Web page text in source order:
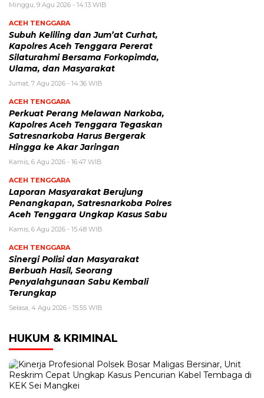
Minggu, 9 Agu 2026 - 14:13 WIB
ACEH TENGGARA
Subuh Keliling dan Jum’at Curhat,
Kapolres Aceh Tenggara Pererat
Silaturahmi Bersama Forkopimda,
Ulama, dan Masyarakat
Jumat, 7 Agu 2026 - 14:36 WIB
ACEH TENGGARA
Perkuat Perang Melawan Narkoba,
Kapolres Aceh Tenggara Tegaskan
Satresnarkoba Harus Bergerak
Hingga ke Akar Jaringan
Kamis, 6 Agu 2026 - 16:47 WIB
ACEH TENGGARA
Laporan Masyarakat Berujung
Penangkapan, Satresnarkoba Polres
Aceh Tenggara Ungkap Kasus Sabu
Kamis, 6 Agu 2026 - 15:48 WIB
ACEH TENGGARA
Sinergi Polisi dan Masyarakat
Berbuah Hasil, Seorang
Penyalahgunaan Sabu Kembali
Terungkap
Selasa, 4 Agu 2026 - 15:55 WIB
HUKUM & KRIMINAL